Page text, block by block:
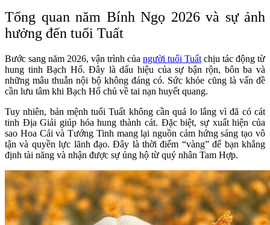
Tổng quan năm Bính Ngọ 2026 và sự ảnh
hưởng đến tuổi Tuất
Bước sang năm 2026, vận trình của người tuổi Tuất chịu tác động từ
hung tinh Bạch Hổ. Đây là dấu hiệu của sự bận rộn, bôn ba và
những mâu thuẫn nội bộ không đáng có. Sức khỏe cũng là vấn đề
cần lưu tâm khi Bạch Hổ chủ về tai nạn huyết quang.
Tuy nhiên, bản mệnh tuổi Tuất không cần quá lo lắng vì đã có cát
tinh Địa Giải giúp hóa hung thành cát. Đặc biệt, sự xuất hiện của
sao Hoa Cái và Tướng Tinh mang lại nguồn cảm hứng sáng tạo vô
tận và quyền lực lãnh đạo. Đây là thời điểm “vàng” để bạn khẳng
định tài năng và nhận được sự ủng hộ từ quý nhân Tam Hợp.